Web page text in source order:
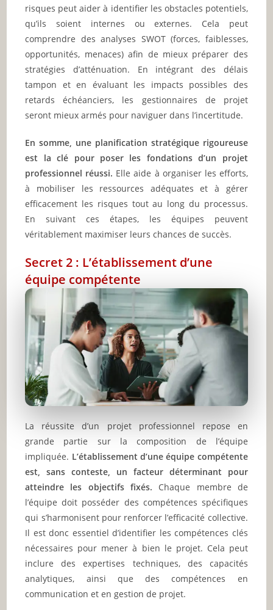
risques peut aider à identifier les obstacles potentiels,
qu’ils soient internes ou externes. Cela peut
comprendre des analyses SWOT (forces, faiblesses,
opportunités, menaces) afin de mieux préparer des
stratégies d’atténuation. En intégrant des délais
tampon et en évaluant les impacts possibles des
retards échéanciers, les gestionnaires de projet
seront mieux armés pour naviguer dans l’incertitude.
En somme, une planification stratégique rigoureuse
est la clé pour poser les fondations d’un projet
professionnel réussi. Elle aide à organiser les efforts,
à mobiliser les ressources adéquates et à gérer
efficacement les risques tout au long du processus.
En suivant ces étapes, les équipes peuvent
véritablement maximiser leurs chances de succès.
Secret 2 : L’établissement d’une
équipe compétente
La réussite d’un projet professionnel repose en
grande partie sur la composition de l’équipe
impliquée. L’établissement d’une équipe compétente
est, sans conteste, un facteur déterminant pour
atteindre les objectifs fixés. Chaque membre de
l’équipe doit posséder des compétences spécifiques
qui s’harmonisent pour renforcer l’efficacité collective.
Il est donc essentiel d’identifier les compétences clés
nécessaires pour mener à bien le projet. Cela peut
inclure des expertises techniques, des capacités
analytiques, ainsi que des compétences en
communication et en gestion de projet.